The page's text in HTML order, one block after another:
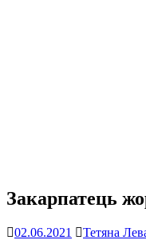
Закарпатець
02.06.2021 Тетяна